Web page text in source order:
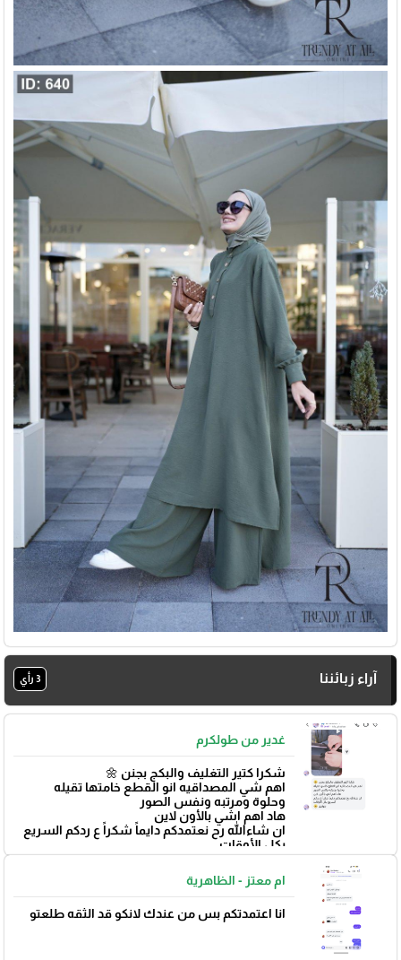
آراء زبائننا 3 رأي
غدير من طولكرم
شكرا كتير التغليف والبكج بجنن 🌼
اهم شي المصداقيه انو القطع خامتها تقيله
وحلوة ومرتبه ونفس الصور
هاد اهم اشي بالأون لاين
ان شاءالله رح نعتمدكم دايماً شكراً ع ردكم السريع
بكل الأوقات
بتوفيق 🌼
ام معتز - الظاهرية
انا اعتمدتكم بس من عندك لانكو قد الثقه طلعتو